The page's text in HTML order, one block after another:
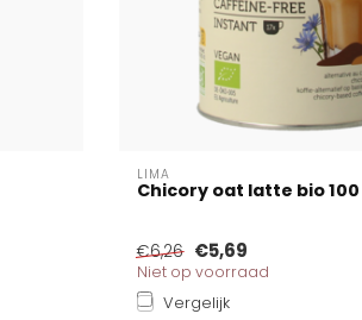
LIMA
Chicory oat latte bio
€6,26 €5,69
Niet op voorraad
Vergelijk